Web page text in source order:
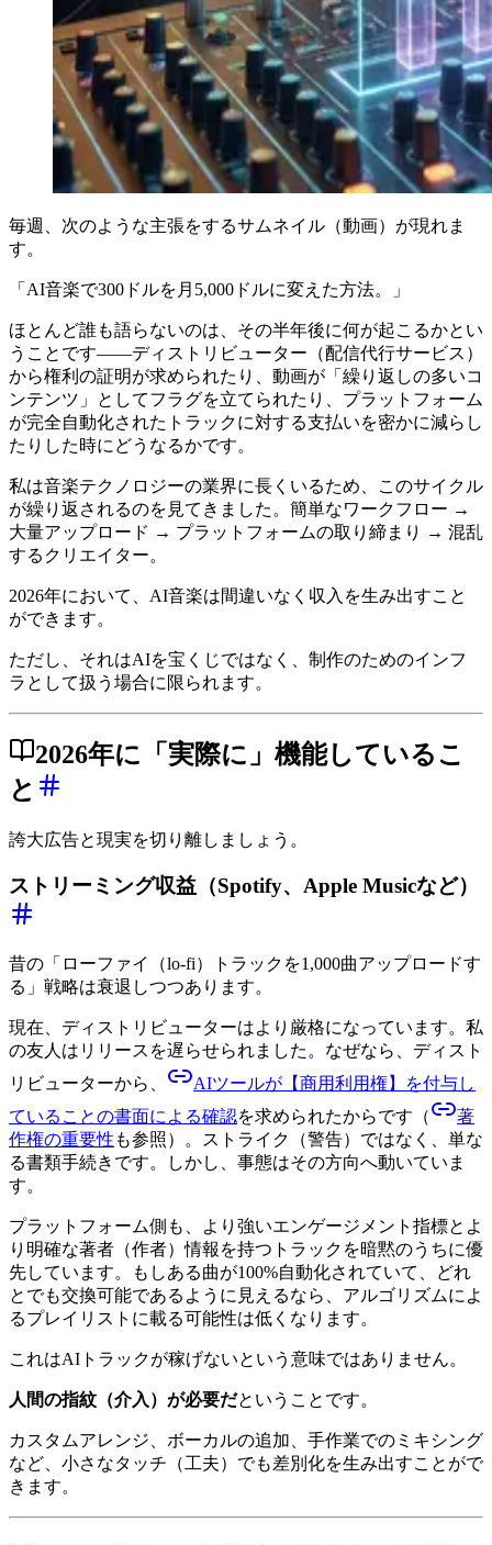
毎週、次のような主張をするサムネイル（動画）が現れま
す。
「AI音楽で300ドルを月5,000ドルに変えた方法。」
ほとんど誰も語らないのは、その半年後に何が起こるかとい
うことです――ディストリビューター（配信代行サービス）
から権利の証明が求められたり、動画が「繰り返しの多いコ
ンテンツ」としてフラグを立てられたり、プラットフォーム
が完全自動化されたトラックに対する支払いを密かに減らし
たりした時にどうなるかです。
私は音楽テクノロジーの業界に長くいるため、このサイクル
が繰り返されるのを見てきました。簡単なワークフロー →
大量アップロード → プラットフォームの取り締まり → 混乱
するクリエイター。
2026年において、AI音楽は間違いなく収入を生み出すこと
ができます。
ただし、それはAIを宝くじではなく、制作のためのインフ
ラとして扱う場合に限られます。
2026年に「実際に」機能しているこ
と
誇大広告と現実を切り離しましょう。
ストリーミング収益（Spotify、Apple Musicなど）
昔の「ローファイ（lo-fi）トラックを1,000曲アップロードす
る」戦略は衰退しつつあります。
現在、ディストリビューターはより厳格になっています。私
の友人はリリースを遅らせられました。なぜなら、ディスト
リビューターから、
AIツールが【商用利用権】を付与し
ていることの書面による確認を求められたからです（
著
作権の重要性 も参照）。ストライク（警告）ではなく、単な
る書類手続きです。しかし、事態はその方向へ動いていま
す。
プラットフォーム側も、より強いエンゲージメント指標とよ
り明確な著者（作者）情報を持つトラックを暗黙のうちに優
先しています。もしある曲が100%自動化されていて、どれ
とでも交換可能であるように見えるなら、アルゴリズムによ
るプレイリストに載る可能性は低くなります。
これはAIトラックが稼げないという意味ではありません。
人間の指紋（介入）が必要だということです。
カスタムアレンジ、ボーカルの追加、手作業でのミキシング
など、小さなタッチ（工夫）でも差別化を生み出すことがで
きます。